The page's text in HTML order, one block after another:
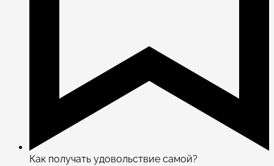
Как получать удовольствие самой?